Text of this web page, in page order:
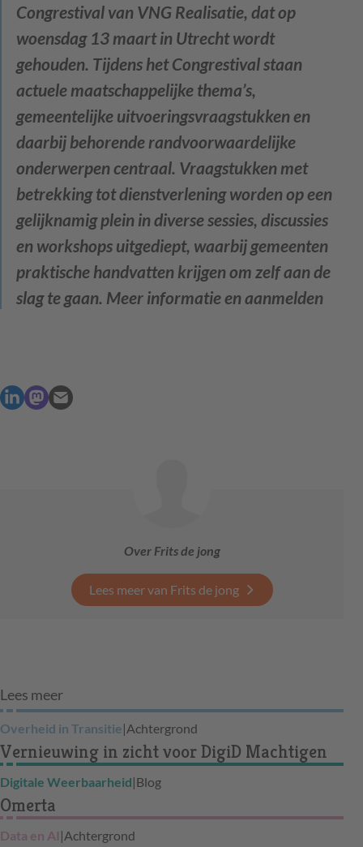
Congrestival van VNG Realisatie, dat op
woensdag 13 maart in Utrecht wordt
gehouden. Tijdens het Congrestival staan
actuele maatschappelijke thema’s,
gemeentelijke uitvoeringsvraagstukken en
daarbij behorende randvoorwaardelijke
onderwerpen centraal. Vraagstukken met
betrekking tot dienstverlening worden op een
gelijknamig plein in diverse sessies, discussies
en workshops uitgediept, waarbij gemeenten
praktische handvatten krijgen om zelf aan de
slag te gaan. Meer informatie en aanmelden
Over Frits de jong
Lees meer van Frits de jong
Lees meer
Overheid in Transitie|Achtergrond
Vernieuwing in zicht voor DigiD Machtigen
Digitale Weerbaarheid|Blog
Omerta
Data en AI |Achtergrond